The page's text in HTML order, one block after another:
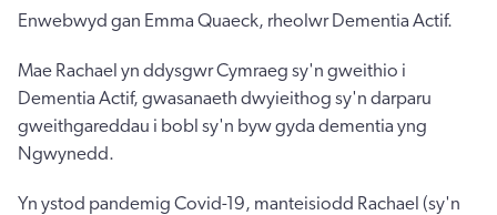
Enwebwyd gan Emma Quaeck, rheolwr Dementia Actif.
Mae Rachael yn ddysgwr Cymraeg sy'n gweithio i
Dementia Actif, gwasanaeth dwyieithog sy'n darparu
gweithgareddau i bobl sy'n byw gyda dementia yng
Ngwynedd.
Yn ystod pandemig Covid-19, manteisiodd Rachael (sy'n